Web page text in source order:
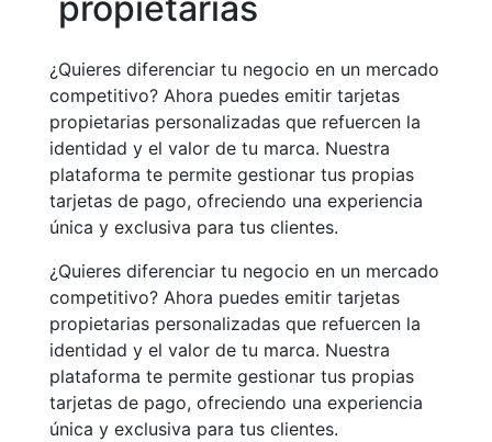
¿Quieres diferenciar tu negocio en un mercado
competitivo? Ahora puedes emitir tarjetas
propietarias personalizadas que refuercen la
identidad y el valor de tu marca. Nuestra
plataforma te permite gestionar tus propias
tarjetas de pago, ofreciendo una experiencia
única y exclusiva para tus clientes.
¿Quieres diferenciar tu negocio en un mercado
competitivo? Ahora puedes emitir tarjetas
propietarias personalizadas que refuercen la
identidad y el valor de tu marca. Nuestra
plataforma te permite gestionar tus propias
tarjetas de pago, ofreciendo una experiencia
única y exclusiva para tus clientes.